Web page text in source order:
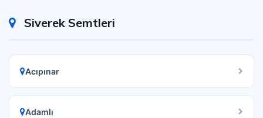
Siverek Semtleri
Acıpınar
Adamlı